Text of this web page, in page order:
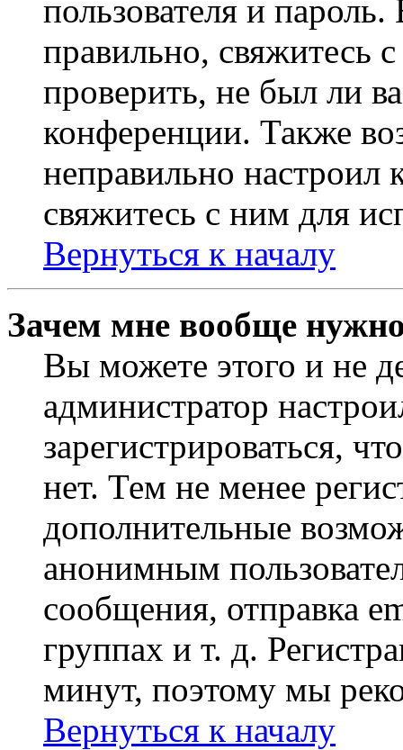
пользователя и
правильно, свяжитесь
проверить, не был ли
конференции. Также
неправильно
свяжитесь с ним для
Вернуться к началу
Зачем мне вообще
Вы можете этого и не
администратор
зарегистрироваться,
нет. Тем не менее
дополнительные
анонимным
сообщения, отправка
группах и т. д.
минут, поэтому мы
Вернуться к началу